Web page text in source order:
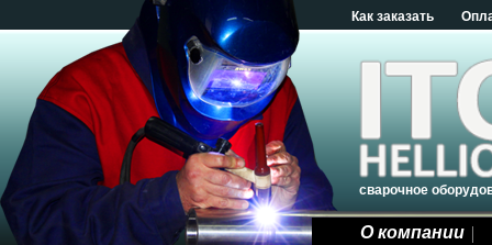
Как заказать
сварочное
О компании